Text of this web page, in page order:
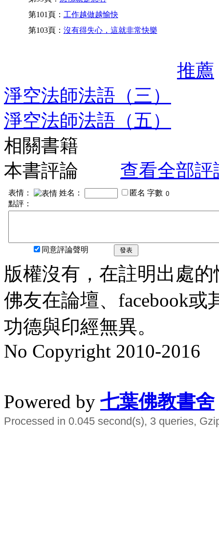
第101頁： 工作越做越愉快
第103頁： 沒有得失心，這就非常快樂
推薦
淨空法師法語（三）
淨空法師法語（五）
相關書籍
本書評論
查看全部評
表情： 姓名： 匿名 字數
點評：
同意評論聲明 發表
版權沒有，在註明出處
佛友在論壇、facebook
功德與印經無異。
No Copyright 2010-2016
Powered by 七葉佛教書舍
Processed in 0.045 second(s), 3 queries,